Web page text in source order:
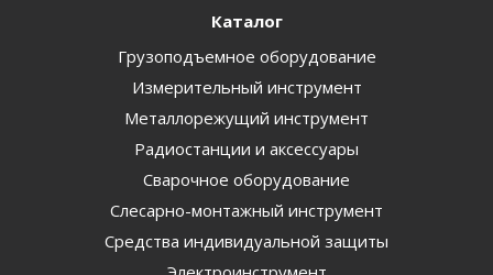
Каталог
Грузоподъемное оборудование
Измерительный инструмент
Металлорежущий инструмент
Радиостанции и аксессуары
Сварочное оборудование
Слесарно-монтажный инструмент
Средства индивидуальной защиты